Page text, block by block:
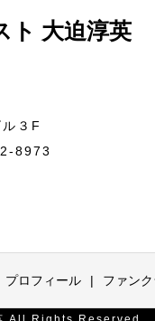
ト 大迫淳英
３F
8973
プロフィール ファン